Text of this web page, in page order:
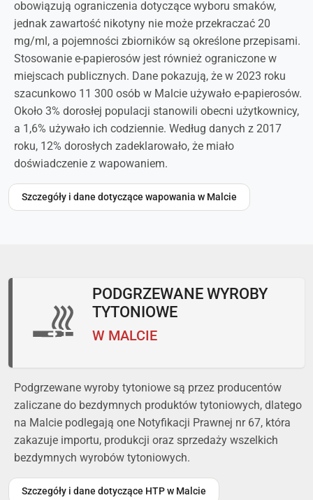
obowiązują ograniczenia dotyczące wyboru smaków,
jednak zawartość nikotyny nie może przekraczać 20
mg/ml, a pojemności zbiorników są określone przepisami.
Stosowanie e-papierosów jest również ograniczone w
miejscach publicznych. Dane pokazują, że w 2023 roku
szacunkowo 11 300 osób w Malcie używało e-papierosów.
Około 3% dorosłej populacji stanowili obecni użytkownicy,
a 1,6% używało ich codziennie. Według danych z 2017
roku, 12% dorosłych zadeklarowało, że miało
doświadczenie z wapowaniem.
Szczegóły i dane dotyczące wapowania w Malcie
PODGRZEWANE WYROBY
TYTONIOWE
W MALCIE
Podgrzewane wyroby tytoniowe są przez producentów
zaliczane do bezdymnych produktów tytoniowych, dlatego
na Malcie podlegają one Notyfikacji Prawnej nr 67, która
zakazuje importu, produkcji oraz sprzedaży wszelkich
bezdymnych wyrobów tytoniowych.
Szczegóły i dane dotyczące HTP w Malcie